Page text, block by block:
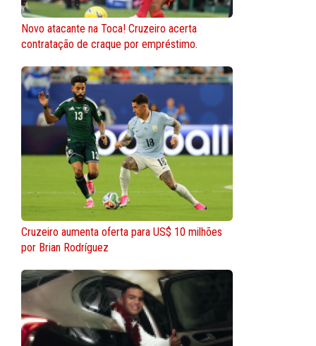
Novo atacante na Toca! Cruzeiro acerta
contratação de craque por empréstimo.
Cruzeiro aumenta oferta para US$ 10 milhões
por Brian Rodríguez